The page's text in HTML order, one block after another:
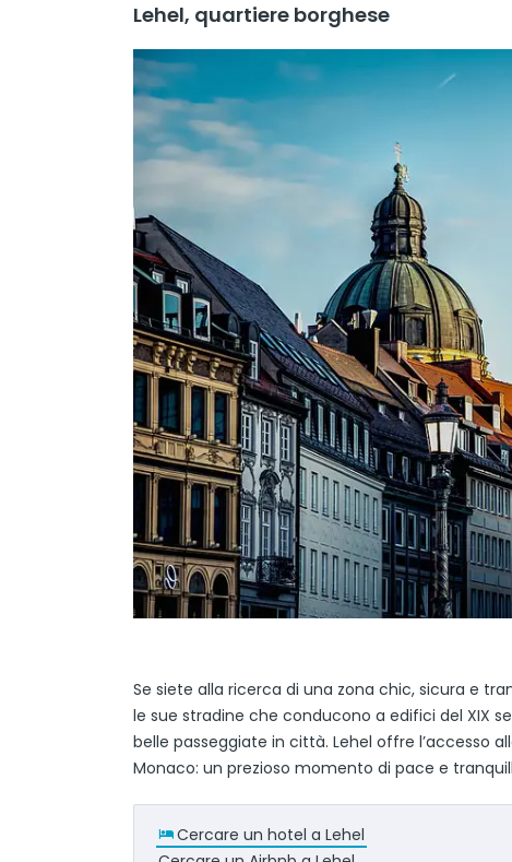
Lehel, quartiere borghese
Se siete alla ricerca di una zona chic, sicura e
le sue stradine che conducono a edifici del XIX
belle passeggiate in città. Lehel offre l’accesso
Monaco: un prezioso momento di pace e
Cercare un hotel a Lehel